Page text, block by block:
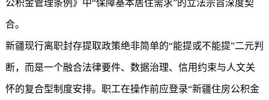
公积金管理条例》中“保障基本居住需求”的立法宗旨深度契
合。
新疆现行离职封存提取政策绝非简单的“能提或不能提”二元判
断，而是一个融合法律要件、数据治理、信用约束与人文关
怀的复合型制度安排。职工在操作前应登录“新疆住房公积金